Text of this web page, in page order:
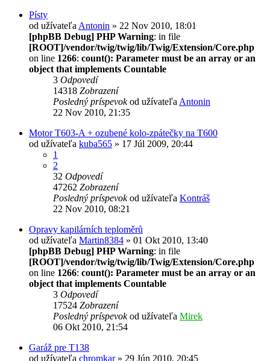
Písty
od užívateľa Antonin » 22 Nov 2010, 18:01
[phpBB Debug] PHP Warning: in file
[ROOT]/vendor/twig/twig/lib/Twig/Extension/Core.php
on line 1266: count(): Parameter must be an array or an
object that implements Countable
3 Odpovedí
14318 Zobrazení
Posledný príspevokod užívateľa Antonin
22 Nov 2010, 21:35
Motor T603-A + ozubené kolo-zpátečky na T600
od užívateľa kuba565 » 17 Júl 2009, 20:44
1
2
32 Odpovedí
47262 Zobrazení
Posledný príspevokod užívateľa Kontráš
22 Nov 2010, 08:21
Opravy kapilárních teploměrů
od užívateľa Martin8384 » 01 Okt 2010, 13:40
[phpBB Debug] PHP Warning: in file
[ROOT]/vendor/twig/twig/lib/Twig/Extension/Core.php
on line 1266: count(): Parameter must be an array or an
object that implements Countable
3 Odpovedí
17524 Zobrazení
Posledný príspevokod užívateľa Mirek
06 Okt 2010, 21:54
Garáž pre T138
od užívateľa chromkar» 29 Jún 2010, 20:45